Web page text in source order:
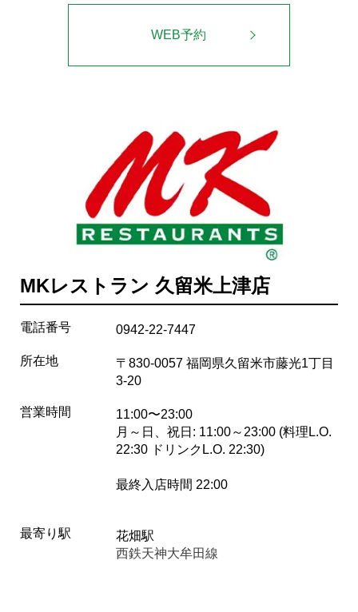
WEB予約
MKレストラン 久留米上津店
電話番号 0942-22-7447
所在地
〒830-0057 福岡県久留米市藤光1丁目
3-20
営業時間
11:00〜23:00
月～日、祝日: 11:00～23:00 (料理L.O.
22:30 ドリンクL.O. 22:30)
最終入店時間 22:00
最寄り駅
花畑駅
西鉄天神大牟田線